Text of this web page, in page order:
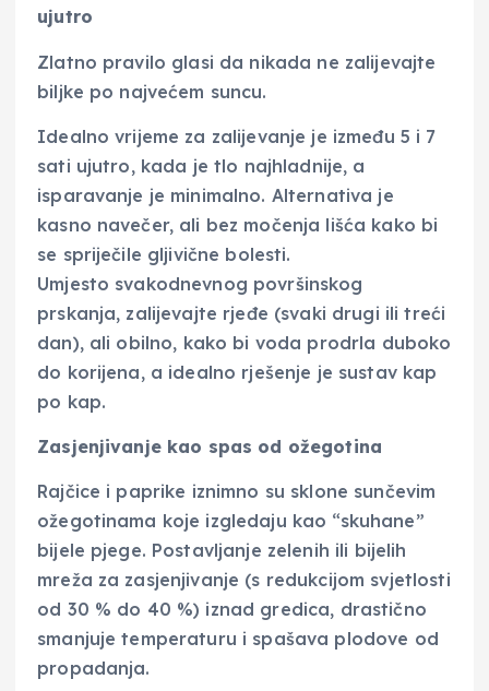
ujutro
Zlatno pravilo glasi da nikada ne zalijevajte
biljke po najvećem suncu.
Idealno vrijeme za zalijevanje je između 5 i 7
sati ujutro, kada je tlo najhladnije, a
isparavanje je minimalno. Alternativa je
kasno navečer, ali bez močenja lišća kako bi
se spriječile gljivične bolesti.
Umjesto svakodnevnog površinskog
prskanja, zalijevajte rjeđe (svaki drugi ili treći
dan), ali obilno, kako bi voda prodrla duboko
do korijena, a idealno rješenje je sustav kap
po kap.
Zasjenjivanje kao spas od ožegotina
Rajčice i paprike iznimno su sklone sunčevim
ožegotinama koje izgledaju kao “skuhane”
bijele pjege. Postavljanje zelenih ili bijelih
mreža za zasjenjivanje (s redukcijom svjetlosti
od 30 % do 40 %) iznad gredica, drastično
smanjuje temperaturu i spašava plodove od
propadanja.